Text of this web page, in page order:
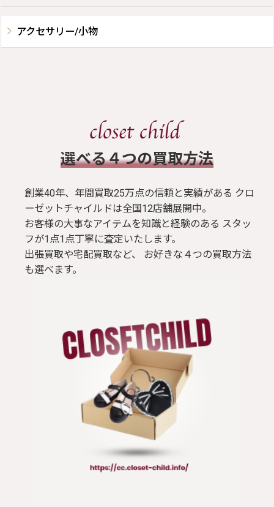
アクセサリー/小物
​選べる４つの買取方法
創業40年、年間買取25万点の信頼と実績がある クロ
ーゼットチャイルドは全国12店舗展開中。
お客様の大事なアイテムを知識と経験のある スタッ
フが1点1点丁寧に査定いたします。
出張買取や宅配買取など、 お好きな４つの買取方法
も選べます。